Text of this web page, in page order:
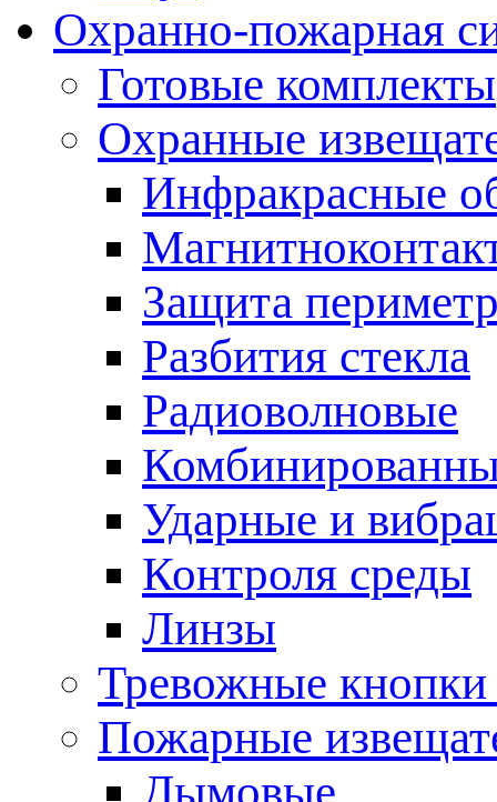
Охранно-пожарная
Готовые комплекты
Охранные
Инфракрасные
Защита
Разбития стекла
Радиоволновые
Ударные и
Контроля среды
Линзы
Тревожные кнопки
Пожарные
Дымовые